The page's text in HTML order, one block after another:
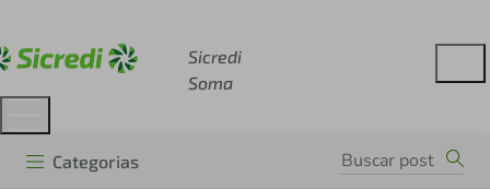
Sicredi
Soma
Categorias